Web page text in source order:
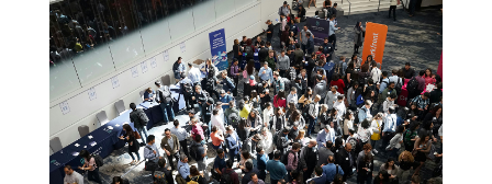
était :
$5,795.00.
est :
$5,295.00.